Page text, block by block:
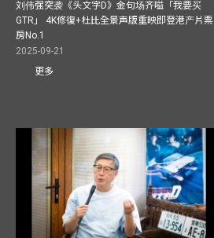
刘伟强突袭《头文字D》金句场齐嗌「我要买
GTR」 4K修復+杜比全景声版重映即登港产片票
房No.1
2025-09-21
更多